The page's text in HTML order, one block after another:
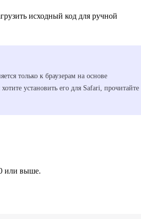
исходный код для ручной
только к браузерам на основе
установить его для Safari, прочитайте
или выше.